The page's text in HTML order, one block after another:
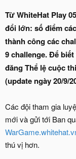
Từ WhiteHat Play
đổi lớn: số điểm
thành công các
9 challenge. Để
đăng Thể lệ cuộc
(update ngày 20/9/
Các đội tham gia
mới và gửi tới Ban
thú vị hơn.